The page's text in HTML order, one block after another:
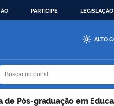
PARTICIPE LEGISLAÇÃO
ALTO
de Pós-graduação em